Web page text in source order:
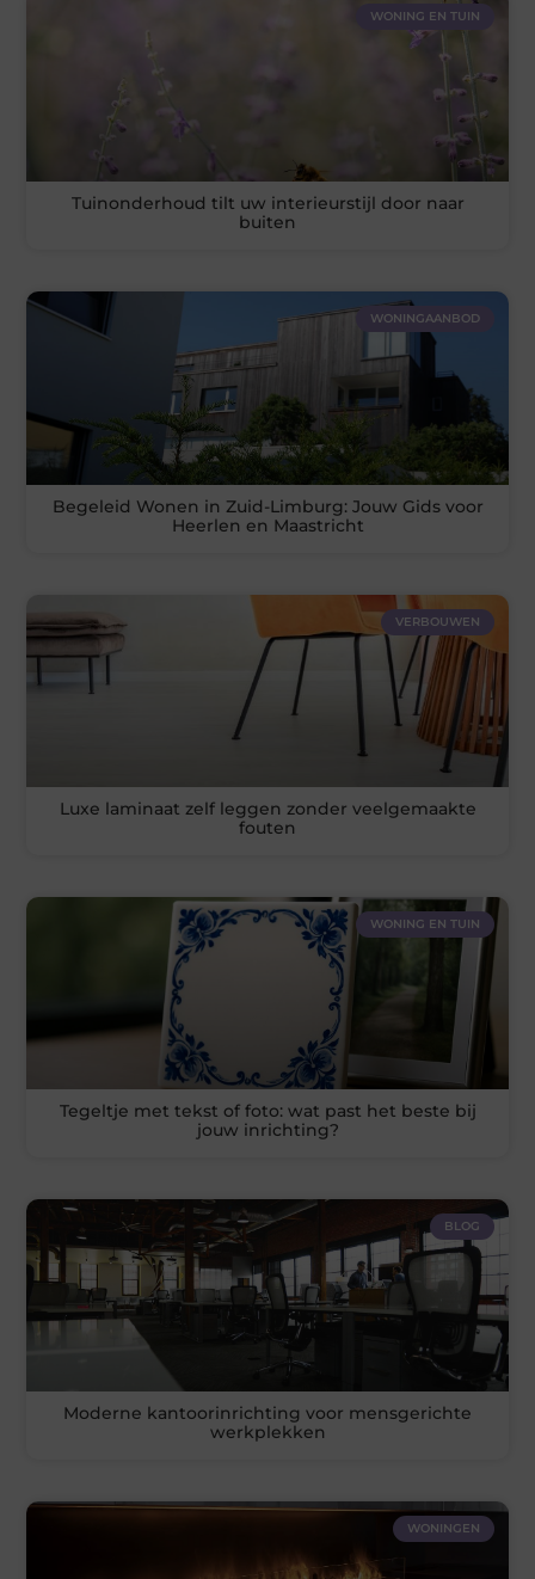
WONING EN TUIN
Tuinonderhoud tilt uw interieurstijl door naar
buiten
WONINGAANBOD
Begeleid Wonen in Zuid-Limburg: Jouw Gids voor
Heerlen en Maastricht
VERBOUWEN
Luxe laminaat zelf leggen zonder veelgemaakte
fouten
WONING EN TUIN
Tegeltje met tekst of foto: wat past het beste bij
jouw inrichting?
BLOG
Moderne kantoorinrichting voor mensgerichte
werkplekken
WONINGEN